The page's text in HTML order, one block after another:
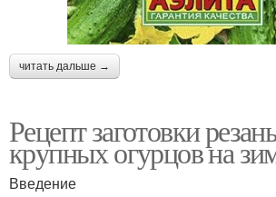
читать дальше →
Рецепт заготовки
крупных огурцов на
Введение